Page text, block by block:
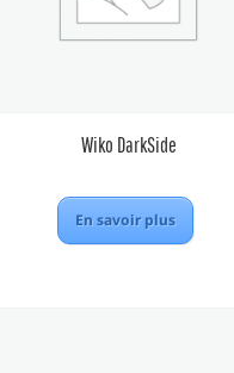
Wiko DarkSide
En savoir plus